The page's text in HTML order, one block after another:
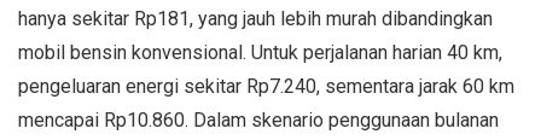
hanya sekitar Rp181, yang jauh lebih murah dibandingkan
mobil bensin konvensional. Untuk perjalanan harian 40 km,
pengeluaran energi sekitar Rp7.240, sementara jarak 60 km
mencapai Rp10.860. Dalam skenario penggunaan bulanan